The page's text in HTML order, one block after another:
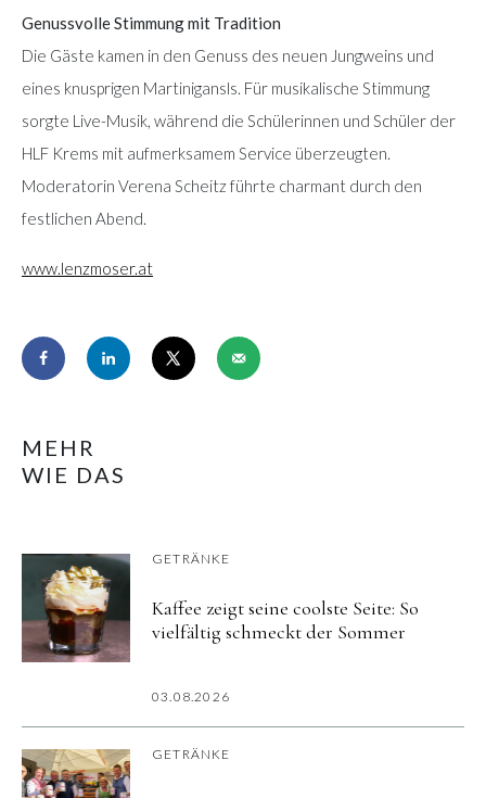
Genussvolle Stimmung mit Tradition
Die Gäste kamen in den Genuss des neuen Jungweins und
eines knusprigen Martinigansls. Für musikalische Stimmung
sorgte Live-Musik, während die Schülerinnen und Schüler der
HLF Krems mit aufmerksamem Service überzeugten.
Moderatorin Verena Scheitz führte charmant durch den
festlichen Abend.
www.lenzmoser.at
MEHR
WIE DAS
GETRÄNKE
Kaffee zeigt seine coolste Seite: So
vielfältig schmeckt der Sommer
03.08.2026
GETRÄNKE